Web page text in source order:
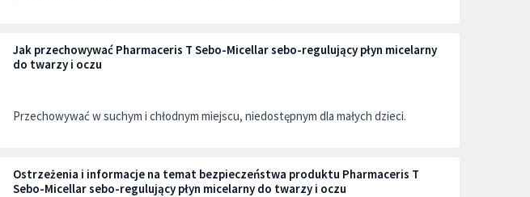
Jak przechowywać Pharmaceris T Sebo-Micellar sebo-regulujący płyn micelarny
do twarzy i oczu
Przechowywać w suchym i chłodnym miejscu, niedostępnym dla małych dzieci.
Ostrzeżenia i informacje na temat bezpieczeństwa produktu Pharmaceris T
Sebo-Micellar sebo-regulujący płyn micelarny do twarzy i oczu